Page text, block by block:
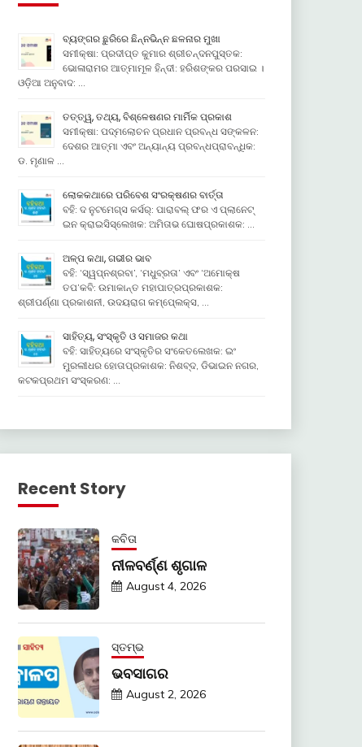
ବ୍ୟଙ୍ଗର ଛୁରିରେ ଛିନ୍ନଭିନ୍ନ ଛଳନାର ମୁଖା
ସମୀକ୍ଷା: ପ୍ରଦୀପ୍ତ କୁମାର ଶ୍ରୀଚନ୍ଦନପୁସ୍ତକ:
ଭୋଳାରାମର ଆତ୍ମାମୂଳ ହିନ୍ଦୀ: ହରିଶଙ୍କର ପରସାଇ ।
ଓଡ଼ିଆ ଅନୁବାଦ: …
ତତ୍ତ୍ୱ, ତଥ୍ୟ, ବିଶ୍ଳେଷଣର ମାର୍ମିକ ପ୍ରକାଶ
ସମୀକ୍ଷା: ପଦ୍ମଲୋଚନ ପ୍ରଧାନ ପ୍ରବନ୍ଧ ସଙ୍କଳନ:
ଦେଶର ଆତ୍ମା ଏବଂ ଅନ୍ୟାନ୍ୟ ପ୍ରବନ୍ଧପ୍ରାବନ୍ଧିକ:
ଡ. ମୃଣାଳ …
ଲୋକକଥାରେ ପରିବେଶ ସଂରକ୍ଷଣର ବାର୍ତ୍ତା
ବହି: ଦ ନୁଟମେଗ୍ସ କର୍ସର୍: ପାରାବଲ୍ ଫର ଏ ପ୍ଲାନେଟ୍
ଇନ କ୍ରାଇସିସ୍ଲେଖକ: ଅମିତାଭ ଘୋଷପ୍ରକାଶକ: …
ଅଳ୍ପ କଥା, ଗଭୀର ଭାବ
ବହି: ‘ସ୍ୱପ୍ନଶ୍ରବା’, ‘ମଧୁବ୍ରତା’ ଏବଂ ‘ଅମୋକ୍ଷ
ତପ’କବି: ଉମାକାନ୍ତ ମହାପାତ୍ରପ୍ରକାଶକ:
ଶ୍ରୀପର୍ଣ୍ଣା ପ୍ରକାଶନୀ, ଉଦୟରାଗ କମ୍ପେ୍ଲକ୍ସ, …
ସାହିତ୍ୟ, ସଂସ୍କୃତି ଓ ସମାଜର କଥା
ବହି: ସାହିତ୍ୟରେ ସଂସ୍କୃତିର ସଂକେତଲେଖକ: ଇଂ
ମୁରଲୀଧର ହୋତାପ୍ରକାଶକ: ନିଶବ୍ଦ, ଡିଭାଇନ ନଗର,
କଟକପ୍ରଥମ ସଂସ୍କରଣ: …
Recent Story
କବିତା
ନୀଳବର୍ଣ୍ଣ ଶୃଗାଳ
August 4, 2026
ସ୍ତମ୍ଭ
ଭବସାଗର
August 2, 2026